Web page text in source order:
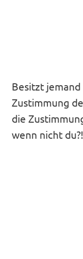
Besitzt
Zustimmung
die
wenn nicht du?!